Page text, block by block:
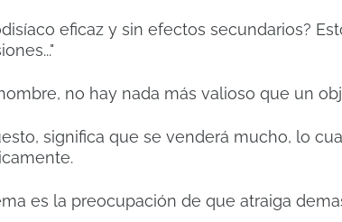
eficaz y sin efectos secundarios?
no hay nada más valioso que un
significa que se venderá mucho, lo
es la preocupación de que atraiga